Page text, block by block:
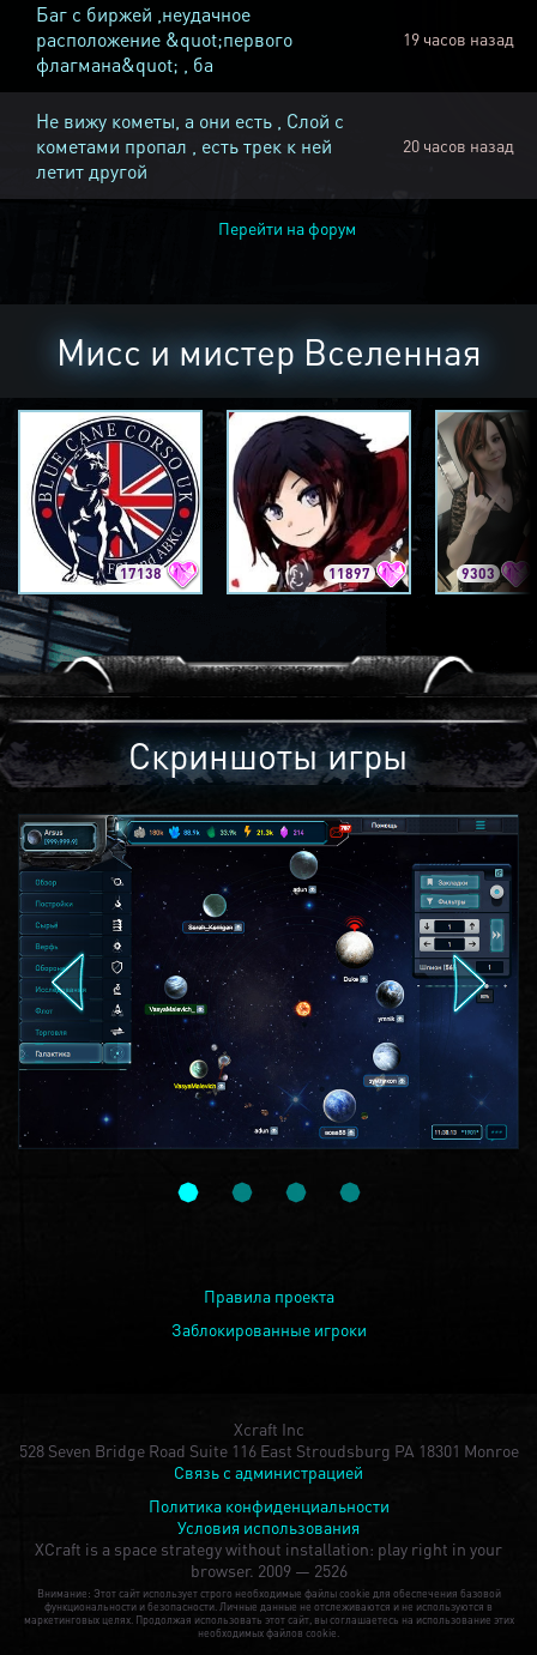
Баг с биржей ,неудачное
расположение &quot;первого
флагмана&quot; , ба
19 часов назад
Не вижу кометы, а они есть , Слой с
кометами пропал , есть трек к ней
летит другой
20 часов назад
Перейти на форум
Мисс и мистер Вселенная
17138 11897 9303
Скриншоты игры
Правила проекта
Заблокированные игроки
Xcraft Inc
528 Seven Bridge Road Suite 116 East Stroudsburg PA 18301 Monroe
Связь с администрацией
Политика конфиденциальности
Условия использования
XCraft is a space strategy without installation: play right in your
browser. 2009 — 2526
Внимание: Этот сайт использует строго необходимые файлы cookie для обеспечения базовой
функциональности и безопасности. Личные данные не отслеживаются и не используются в
маркетинговых целях. Продолжая использовать этот сайт, вы соглашаетесь на использование этих
необходимых файлов cookie.